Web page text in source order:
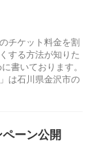
チケット料金を割
する方法が知りた
書いております。
は石川県金沢市の
ペーン公開